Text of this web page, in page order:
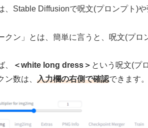
、Stable Diffusionで呪文(プロンプト)
クン」とは、簡単に言うと、呪文(プロ
、 ＜white long dress＞ という呪文(プ
ン数は、 入力欄の右側で確認できます。